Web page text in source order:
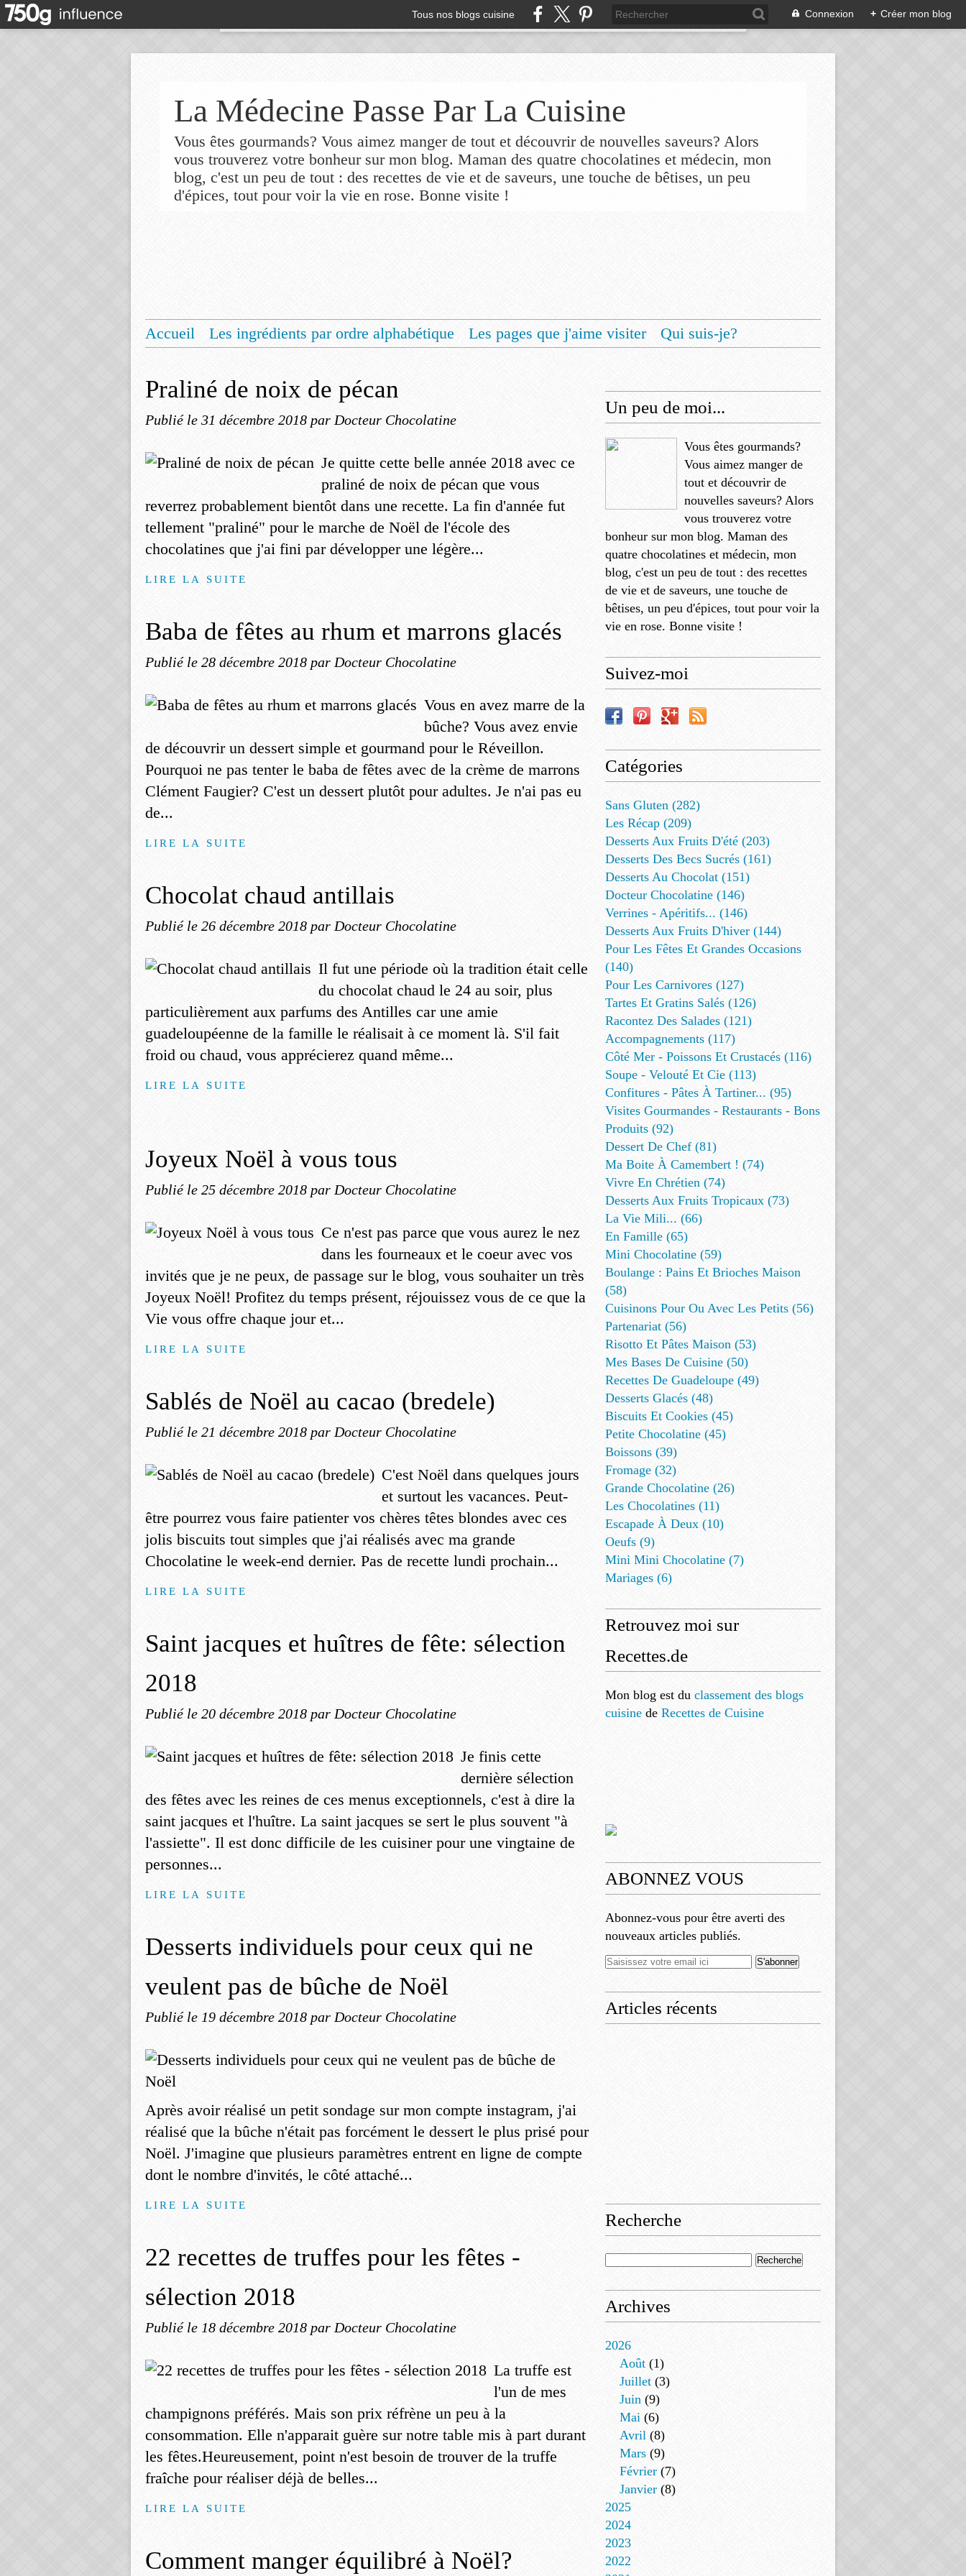
Tous nos blogs cuisine Connexion + Créer mon blog
La Médecine Passe Par La Cuisine
Vous êtes gourmands? Vous aimez manger de tout et découvrir de nouvelles saveurs? Alors
vous trouverez votre bonheur sur mon blog. Maman des quatre chocolatines et médecin, mon
blog, c'est un peu de tout : des recettes de vie et de saveurs, une touche de bêtises, un peu
d'épices, tout pour voir la vie en rose. Bonne visite !
Accueil Les ingrédients par ordre alphabétique Les pages que j'aime visiter
Qui suis-je?
Praliné de noix de pécan
Publié le 31 décembre 2018 par Docteur Chocolatine
Je quitte cette belle année 2018 avec ce
praliné de noix de pécan que vous
reverrez probablement bientôt dans une recette. La fin d'année fut
tellement "praliné" pour le marche de Noël de l'école des
chocolatines que j'ai fini par développer une légère...
LIRE LA SUITE
Baba de fêtes au rhum et marrons glacés
Publié le 28 décembre 2018 par Docteur Chocolatine
Vous en avez marre de la
bûche? Vous avez envie
de découvrir un dessert simple et gourmand pour le Réveillon.
Pourquoi ne pas tenter le baba de fêtes avec de la crème de marrons
Clément Faugier? C'est un dessert plutôt pour adultes. Je n'ai pas eu
de...
LIRE LA SUITE
Chocolat chaud antillais
Publié le 26 décembre 2018 par Docteur Chocolatine
Il fut une période où la tradition était celle
du chocolat chaud le 24 au soir, plus
particulièrement aux parfums des Antilles car une amie
guadeloupéenne de la famille le réalisait à ce moment là. S'il fait
froid ou chaud, vous apprécierez quand même...
LIRE LA SUITE
Joyeux Noël à vous tous
Publié le 25 décembre 2018 par Docteur Chocolatine
Ce n'est pas parce que vous aurez le nez
dans les fourneaux et le coeur avec vos
invités que je ne peux, de passage sur le blog, vous souhaiter un très
Joyeux Noël! Profitez du temps présent, réjouissez vous de ce que la
Vie vous offre chaque jour et...
LIRE LA SUITE
Sablés de Noël au cacao (bredele)
Publié le 21 décembre 2018 par Docteur Chocolatine
C'est Noël dans quelques jours
et surtout les vacances. Peut-
être pourrez vous faire patienter vos chères têtes blondes avec ces
jolis biscuits tout simples que j'ai réalisés avec ma grande
Chocolatine le week-end dernier. Pas de recette lundi prochain...
LIRE LA SUITE
Saint jacques et huîtres de fête: sélection
2018
Publié le 20 décembre 2018 par Docteur Chocolatine
Je finis cette
dernière sélection
des fêtes avec les reines de ces menus exceptionnels, c'est à dire la
saint jacques et l'huître. La saint jacques se sert le plus souvent "à
l'assiette". Il est donc difficile de les cuisiner pour une vingtaine de
personnes...
LIRE LA SUITE
Desserts individuels pour ceux qui ne
veulent pas de bûche de Noël
Publié le 19 décembre 2018 par Docteur Chocolatine
Après avoir réalisé un petit sondage sur mon compte instagram, j'ai
réalisé que la bûche n'était pas forcément le dessert le plus prisé pour
Noël. J'imagine que plusieurs paramètres entrent en ligne de compte
dont le nombre d'invités, le côté attaché...
LIRE LA SUITE
22 recettes de truffes pour les fêtes -
sélection 2018
Publié le 18 décembre 2018 par Docteur Chocolatine
La truffe est
l'un de mes
champignons préférés. Mais son prix réfrène un peu à la
consommation. Elle n'apparait guère sur notre table mis à part durant
les fêtes.Heureusement, point n'est besoin de trouver de la truffe
fraîche pour réaliser déjà de belles...
LIRE LA SUITE
Comment manger équilibré à Noël?
Un peu de moi...
Vous êtes gourmands?
Vous aimez manger de
tout et découvrir de
nouvelles saveurs? Alors
vous trouverez votre
bonheur sur mon blog. Maman des
quatre chocolatines et médecin, mon
blog, c'est un peu de tout : des recettes
de vie et de saveurs, une touche de
bêtises, un peu d'épices, tout pour voir la
vie en rose. Bonne visite !
Suivez-moi
Catégories
Sans Gluten (282)
Les Récap (209)
Desserts Aux Fruits D'été (203)
Desserts Des Becs Sucrés (161)
Desserts Au Chocolat (151)
Docteur Chocolatine (146)
Verrines - Apéritifs... (146)
Desserts Aux Fruits D'hiver (144)
Pour Les Fêtes Et Grandes Occasions
(140)
Pour Les Carnivores (127)
Tartes Et Gratins Salés (126)
Racontez Des Salades (121)
Accompagnements (117)
Côté Mer - Poissons Et Crustacés (116)
Soupe - Velouté Et Cie (113)
Confitures - Pâtes À Tartiner... (95)
Visites Gourmandes - Restaurants - Bons
Produits (92)
Dessert De Chef (81)
Ma Boite À Camembert ! (74)
Vivre En Chrétien (74)
Desserts Aux Fruits Tropicaux (73)
La Vie Mili... (66)
En Famille (65)
Mini Chocolatine (59)
Boulange : Pains Et Brioches Maison
(58)
Cuisinons Pour Ou Avec Les Petits (56)
Partenariat (56)
Risotto Et Pâtes Maison (53)
Mes Bases De Cuisine (50)
Recettes De Guadeloupe (49)
Desserts Glacés (48)
Biscuits Et Cookies (45)
Petite Chocolatine (45)
Boissons (39)
Fromage (32)
Grande Chocolatine (26)
Les Chocolatines (11)
Escapade À Deux (10)
Oeufs (9)
Mini Mini Chocolatine (7)
Mariages (6)
Retrouvez moi sur
Recettes.de
Mon blog est du classement des blogs
cuisine de Recettes de Cuisine
ABONNEZ VOUS
Abonnez-vous pour être averti des
nouveaux articles publiés.
Articles récents
Recherche
Archives
2026
Août (1)
Juillet (3)
Juin (9)
Mai (6)
Avril (8)
Mars (9)
Février (7)
Janvier (8)
2025
2024
2023
2022